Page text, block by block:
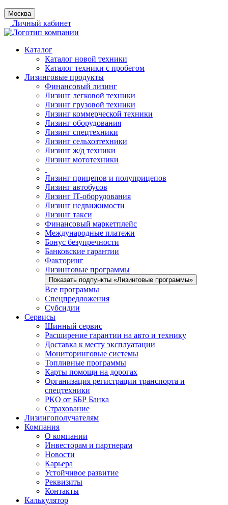
Москва
Личный кабинет
Каталог
Каталог новой техники
Каталог техники с пробегом
Лизинговые продукты
Финансовый лизинг
Лизинг легковой техники
Лизинг грузовой техники
Лизинг коммерческой техники
Лизинг оборудования
Лизинг спецтехники
Лизинг сельхозтехники
Лизинг ж/д техники
Лизинг мототехники
Лизинг прицепов и полуприцепов
Лизинг автобусов
Лизинг IT-оборудования
Лизинг недвижимости
Лизинг такси
Финансовый маркетплейс
Международные платежи
Бонус безупречности
Банковские гарантии
Факторинг
Лизинговые программы
Показать подпункты «Лизинговые программы»
Все программы
Спецпредложения
Субсидии
Сервисы
Шинный сервис
Расширение гарантии на авто и технику
Доставка к месту эксплуатации
Мониторинговые системы
Топливные программы
Карты помощи на дорогах
Организация регистрации транспорта и
спецтехники
РКО от ББР Банка
Страхование
Лизингополучателям
Компания
О компании
Инвесторам и партнерам
Новости
Карьера
Устойчивое развитие
Реквизиты
Контакты
Калькулятор